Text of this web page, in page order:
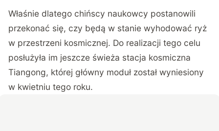
Właśnie dlatego chińscy naukowcy postanowili
przekonać się, czy będą w stanie wyhodować ryż
w przestrzeni kosmicznej. Do realizacji tego celu
posłużyła im jeszcze świeża stacja kosmiczna
Tiangong, której główny moduł został wyniesiony
w kwietniu tego roku.